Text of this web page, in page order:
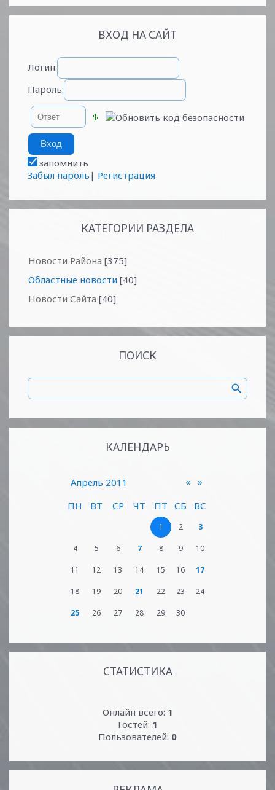
ВХОД НА САЙТ
Логин:
Пароль:
запомнить
Забыл пароль | Регистрация
КАТЕГОРИИ РАЗДЕЛА
Новости Района [375]
Областные новости [40]
Новости Сайта [40]
ПОИСК
КАЛЕНДАРЬ
«
Апрель 2011
»
ПН
ВТ СР ЧТ ПТ СБ ВС
1 2 3
4 5 6 7 8 9 10
11 12 13 14 15 16 17
18 19 20 21 22 23 24
25 26 27 28 29 30
СТАТИСТИКА
Онлайн всего: 1
Гостей: 1
Пользователей: 0